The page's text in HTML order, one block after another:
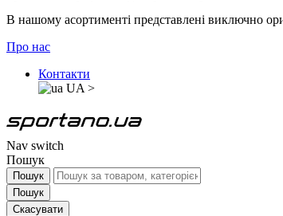
В нашому асортименті представлені виключно
Про нас
Контакти
UA >
Nav switch
Пошук
Пошук
Пошук
Скасувати